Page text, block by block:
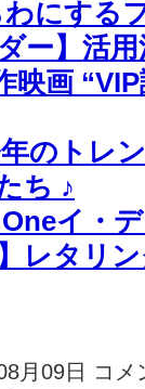
わにする
ー】活用
映画
のトレ
ち ♪
イ・
レタリ
月09日
韓
コメ